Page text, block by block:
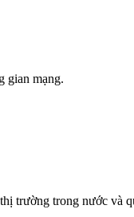
gian mạng.
trường trong nước và